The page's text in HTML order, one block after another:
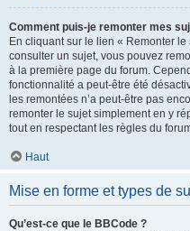
Comment puis-je remonter mes
En cliquant sur le lien « Remonter
consulter un sujet, vous pouvez
à la première page du forum.
fonctionnalité a peut-être été
les remontées n’a peut-être pas
remonter le sujet simplement en y
tout en respectant les règles du
Haut
Mise en forme et types de
Qu’est-ce que le BBCode ?